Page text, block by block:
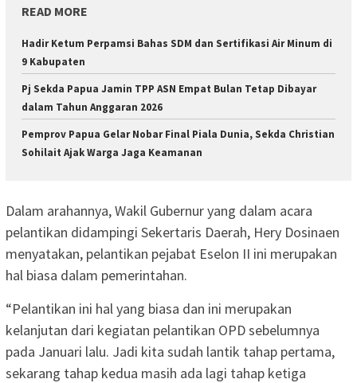
READ MORE
Hadir Ketum Perpamsi Bahas SDM dan Sertifikasi Air Minum di
9 Kabupaten
Pj Sekda Papua Jamin TPP ASN Empat Bulan Tetap Dibayar
dalam Tahun Anggaran 2026
Pemprov Papua Gelar Nobar Final Piala Dunia, Sekda Christian
Sohilait Ajak Warga Jaga Keamanan
Dalam arahannya, Wakil Gubernur yang dalam acara
pelantikan didampingi Sekertaris Daerah, Hery Dosinaen
menyatakan, pelantikan pejabat Eselon II ini merupakan
hal biasa dalam pemerintahan.
“Pelantikan ini hal yang biasa dan ini merupakan
kelanjutan dari kegiatan pelantikan OPD sebelumnya
pada Januari lalu. Jadi kita sudah lantik tahap pertama,
sekarang tahap kedua masih ada lagi tahap ketiga